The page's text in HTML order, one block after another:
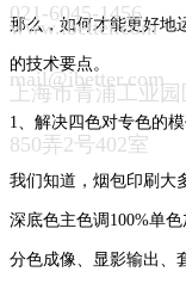
那么，如何才能更好地
的技术要点。
1、解决四色对专色的
我们知道，烟包印刷大
深底色主色调100%单
分色成像、显影输出、
021-6045-1456
www.ibetter.com
mail@ibetter.com
上海市青浦工业
850弄2号402室